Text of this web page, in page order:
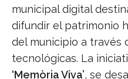
municipal digital
difundir el patrimonio
del municipio a través
tecnológicas. La
‘Memòria Viva’, se